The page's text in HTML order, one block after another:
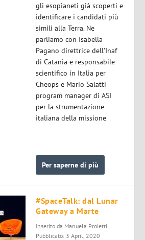
gli esopianeti già scoperti e
identificare i candidati più
simili alla Terra. Ne
parliamo con Isabella
Pagano direttrice dell’Inaf
di Catania e responsabile
scientifico in Italia per
Cheops e Mario Salatti
program manager di ASI
per la strumentazione
italiana della missione
Per saperne di più
#SpaceTalk: dal Lunar
Gateway a Marte
Inserito da Manuela Proietti
Pubblicato: 3 April, 2020